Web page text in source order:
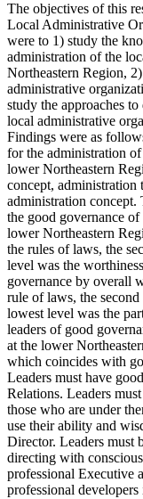
The objectives of this
Local Administrative
were to 1) study the
administration of the
Northeastern Region,
administrative
study the approaches
local administrative
Findings were as
for the administration
lower Northeastern
concept, administration
administration concept.
the good governance
lower Northeastern
the rules of laws, the
level was the
governance by overall
rule of laws, the
lowest level was the
leaders of good
at the lower
which coincides with
Leaders must have
Relations. Leaders
those who are under
use their ability and
Director. Leaders must
directing with
professional Executive
professional